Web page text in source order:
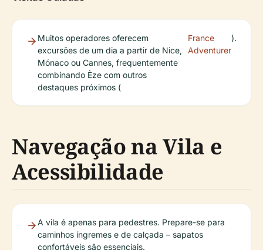
Muitos operadores oferecem
excursões de um dia a partir de Nice,
Mónaco ou Cannes, frequentemente
combinando Èze com outros
destaques próximos (
France
Adventurer
).
Navegação na Vila e
Acessibilidade
A vila é apenas para pedestres. Prepare-se para
caminhos íngremes e de calçada – sapatos
confortáveis são essenciais.